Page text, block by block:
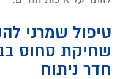
טיפול שמרני
שחיקת סחוס
חדר ניתוח